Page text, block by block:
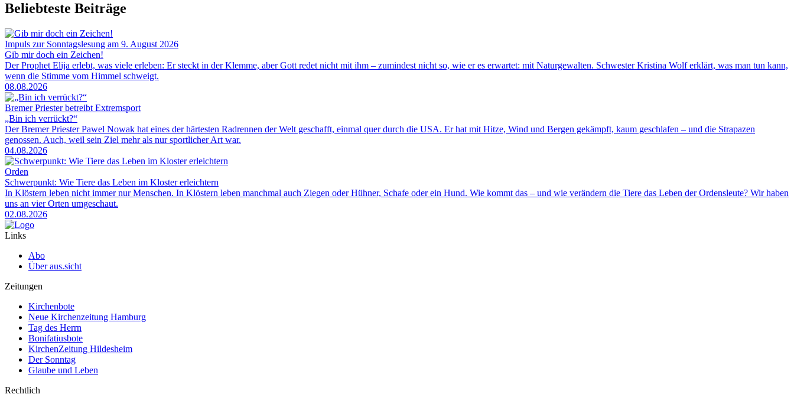
Beliebteste Beiträge
Impuls zur Sonntagslesung am 9. August 2026
Gib mir doch ein Zeichen!
Der Prophet Elija erlebt, was viele erleben: Er steckt in der Klemme, aber Gott redet nicht mit ihm – zumindest nicht so, wie er es erwartet: mit Naturgewalten. Schwester Kristina Wolf erklärt, was man tun kann,
wenn die Stimme vom Himmel schweigt.
08.08.2026
Bremer Priester betreibt Extremsport
„Bin ich verrückt?“
Der Bremer Priester Pawel Nowak hat eines der härtesten Radrennen der Welt geschafft, einmal quer durch die USA. Er hat mit Hitze, Wind und Bergen gekämpft, kaum geschlafen – und die Strapazen
genossen. Auch, weil sein Ziel mehr als nur sportlicher Art war.
04.08.2026
Orden
Schwerpunkt: Wie Tiere das Leben im Kloster erleichtern
In Klöstern leben nicht immer nur Menschen. In Klöstern leben manchmal auch Ziegen oder Hühner, Schafe oder ein Hund. Wie kommt das – und wie verändern die Tiere das Leben der Ordensleute? Wir haben
uns an vier Orten umgeschaut.
02.08.2026
Links
Abo
Über aus.sicht
Zeitungen
Kirchenbote
Neue Kirchenzeitung Hamburg
Tag des Herrn
Bonifatiusbote
KirchenZeitung Hildesheim
Der Sonntag
Glaube und Leben
Rechtlich